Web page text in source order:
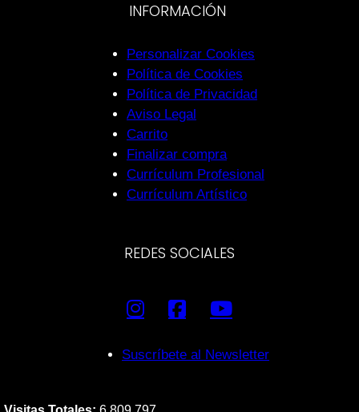
INFORMACIÓN
Personalizar Cookies
Política de Cookies
Política de Privacidad
Aviso Legal
Carrito
Finalizar compra
Currículum Profesional
Currículum Artístico
REDES SOCIALES
Suscríbete al Newsletter